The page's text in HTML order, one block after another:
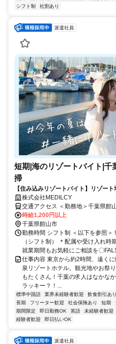
シフト制
社割あり
派遣社員
短期|海のリゾートバイト|千
掃
【住み込みリゾートバイト】リゾー
ト！黙々と作業するのが好きな方必
株式会社MEDILCY
交通アクセス ＜勤務地＞千葉県館
費支給！◆寮完備◆日払い最大90
時給1,200円以上
千葉県館山市
勤務時間 シフト制 ＜以下を参照
（シフト制） ＊配属や受け入れ
就業期間もお気軽にご相談を〇
仕事内容 東京から約2時間、遠く
泉リゾートホテル。観光地やお祭
もたくさん！千葉の求人はなかな
ラッキー？！...
標準中国語 業界未経験者歓迎 飲食割引あり
長期
フリーター歓迎 社会保険あり 短期
期間限定
即日勤務OK 英語 未経験者歓迎
経験者歓迎
即日払いOK
派遣社員